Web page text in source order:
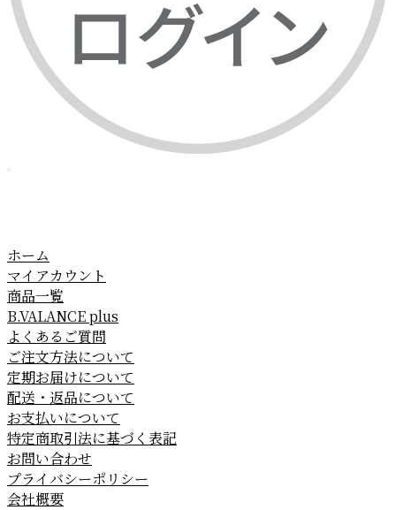
ホーム
マイアカウント
商品一覧
B.VALANCE plus
よくあるご質問
ご注文方法について
定期お届けについて
配送・返品について
お支払いについて
特定商取引法に基づく表記
お問い合わせ
プライバシーポリシー
会社概要